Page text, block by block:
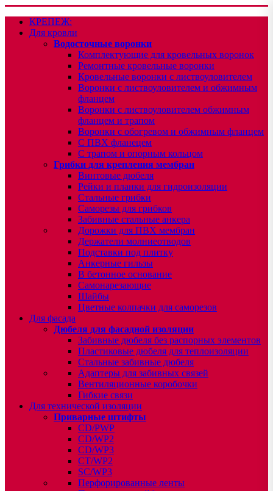
КРЕПЕЖ:
Для кровли
Водосточные воронки
Комплектующие для кровельных воронок
Ремонтные кровельные воронки
Кровельные воронки с листвоуловителем
Воронки с листвоуловителем и обжимным
фланцем
Воронки с листвоуловителем обжимным
фланцем и трапом
Воронки с обогревом и обжимным фланцем
С ПВХ фланецем
С трапом и опорным кольцом
Грибки для крепления мембран
Винтовые дюбеля
Рейки и планки для гидроизоляции
Стальные грибки
Саморезы для грибков
Забивные стальные анкера
Дорожки для ПВХ мембран
Держатели молниеотводов
Подставки под плитку
Анкерные гильзы
В бетонное основание
Самонарезающие
Шайбы
Цветные колпачки для саморезов
Для фасада
Дюбеля для фасадной изоляции
Забивные дюбеля без распорных элементов
Пластиковые дюбеля для теплоизоляции
Стальные забивные дюбеля
Адаптеры для забивных связей
Вентиляционные коробочки
Гибкие связи
Для технической изоляции
Приварные штифты
CD/PWP
CD/WP2
CD/WP3
CT/WP2
SC/WP3
Перфорированные ленты